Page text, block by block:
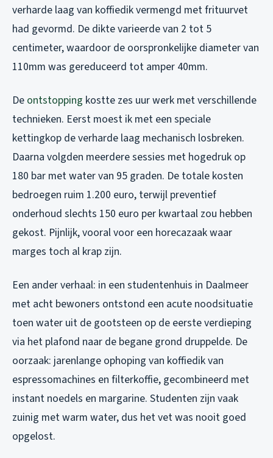
verharde laag van koffiedik vermengd met frituurvet
had gevormd. De dikte varieerde van 2 tot 5
centimeter, waardoor de oorspronkelijke diameter van
110mm was gereduceerd tot amper 40mm.
De ontstopping kostte zes uur werk met verschillende
technieken. Eerst moest ik met een speciale
kettingkop de verharde laag mechanisch losbreken.
Daarna volgden meerdere sessies met hogedruk op
180 bar met water van 95 graden. De totale kosten
bedroegen ruim 1.200 euro, terwijl preventief
onderhoud slechts 150 euro per kwartaal zou hebben
gekost. Pijnlijk, vooral voor een horecazaak waar
marges toch al krap zijn.
Een ander verhaal: in een studentenhuis in Daalmeer
met acht bewoners ontstond een acute noodsituatie
toen water uit de gootsteen op de eerste verdieping
via het plafond naar de begane grond druppelde. De
oorzaak: jarenlange ophoping van koffiedik van
espressomachines en filterkoffie, gecombineerd met
instant noedels en margarine. Studenten zijn vaak
zuinig met warm water, dus het vet was nooit goed
opgelost.